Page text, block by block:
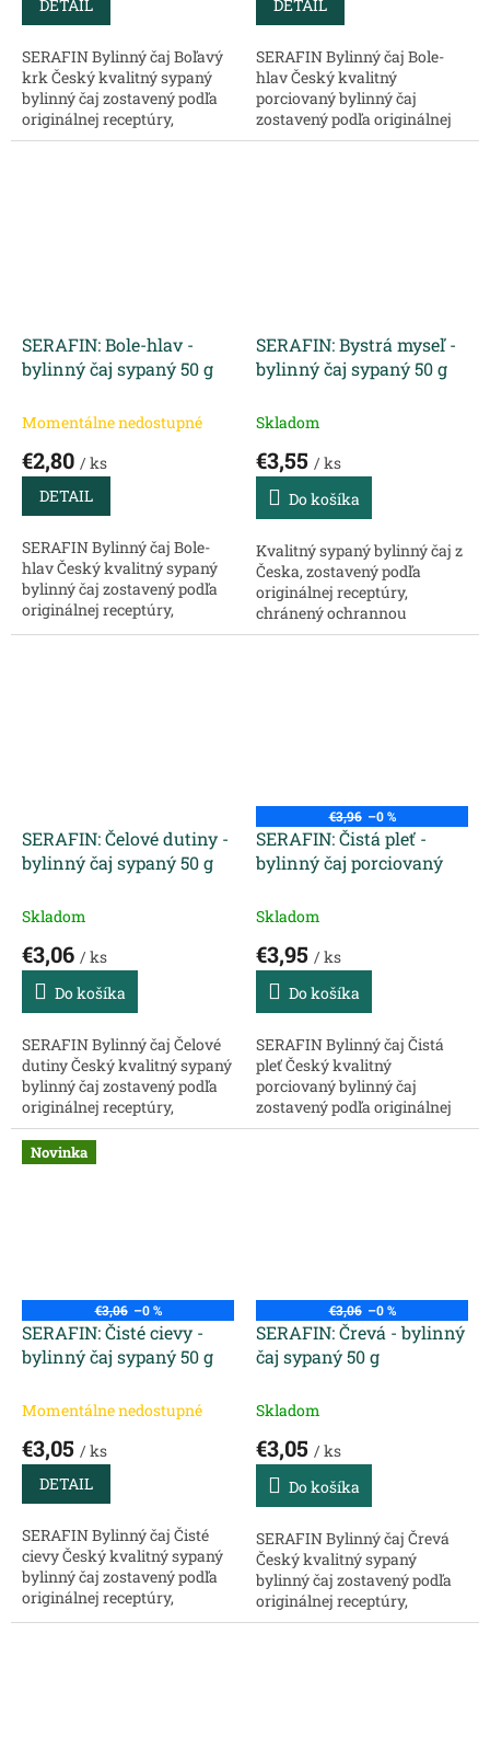
DETAIL
SERAFIN Bylinný čaj Boľavý
krk Český kvalitný sypaný
bylinný čaj zostavený podľa
originálnej receptúry,
chránený ochrannou
DETAIL
SERAFIN Bylinný čaj Bole-
hlav Český kvalitný
porciovaný bylinný čaj
zostavený podľa originálnej
receptúry, chránený
SERAFIN: Bole-hlav -
bylinný čaj sypaný 50 g
Momentálne nedostupné
€2,80 / ks
DETAIL
SERAFIN Bylinný čaj Bole-
hlav Český kvalitný sypaný
bylinný čaj zostavený podľa
originálnej receptúry,
chránený ochrannou
SERAFIN: Bystrá myseľ -
bylinný čaj sypaný 50 g
Skladom
€3,55 / ks
Do košíka
Kvalitný sypaný bylinný čaj z
Česka, zostavený podľa
originálnej receptúry,
chránený ochrannou
známkou, určený na podporu
SERAFIN: Čelové dutiny -
bylinný čaj sypaný 50 g
Skladom
€3,06 / ks
Do košíka
SERAFIN Bylinný čaj Čelové
dutiny Český kvalitný sypaný
bylinný čaj zostavený podľa
originálnej receptúry,
chránený ochrannou
známkou, určený na
konkrétny problém.
€3,96 –0 %
SERAFIN: Čistá pleť -
bylinný čaj porciovaný
Skladom
€3,95 / ks
Do košíka
SERAFIN Bylinný čaj Čistá
pleť Český kvalitný
porciovaný bylinný čaj
zostavený podľa originálnej
receptúry, chránený
Novinka
€3,06 –0 %
SERAFIN: Čisté cievy -
bylinný čaj sypaný 50 g
Momentálne nedostupné
€3,05 / ks
DETAIL
SERAFIN Bylinný čaj Čisté
cievy Český kvalitný sypaný
bylinný čaj zostavený podľa
originálnej receptúry,
chránený ochrannou
€3,06 –0 %
SERAFIN: Črevá - bylinný
čaj sypaný 50 g
Skladom
€3,05 / ks
Do košíka
SERAFIN Bylinný čaj Črevá
Český kvalitný sypaný
bylinný čaj zostavený podľa
originálnej receptúry,
chránený ochrannou